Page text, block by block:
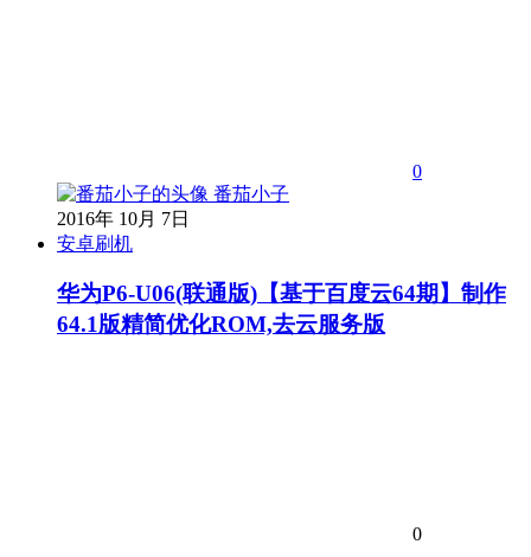
0
番茄小子
2016年 10月 7日
安卓刷机
华为P6-U06(联通版)【基于百度云64期】制作
64.1版精简优化ROM,去云服务版
0